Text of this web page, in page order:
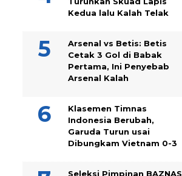
Kedua lalu Kalah Telak
Arsenal vs Betis: Betis
Cetak 3 Gol di Babak
Pertama, Ini Penyebab
Arsenal Kalah
Klasemen Timnas
Indonesia Berubah,
Garuda Turun usai
Dibungkam Vietnam 0-3
Seleksi Pimpinan BAZNAS